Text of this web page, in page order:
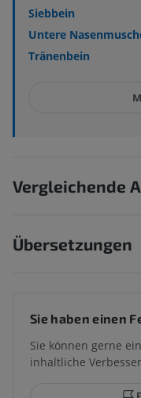
Siebbein
Untere
Tränenbein
Vergleichende
Übersetzungen
Sie haben einen
Sie können gerne
inhaltliche